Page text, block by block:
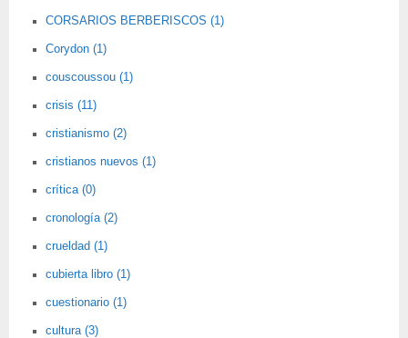
CORSARIOS BERBERISCOS (1)
Corydon (1)
couscoussou (1)
crisis (11)
cristianismo (2)
cristianos nuevos (1)
crítica (0)
cronología (2)
crueldad (1)
cubierta libro (1)
cuestionario (1)
cultura (3)